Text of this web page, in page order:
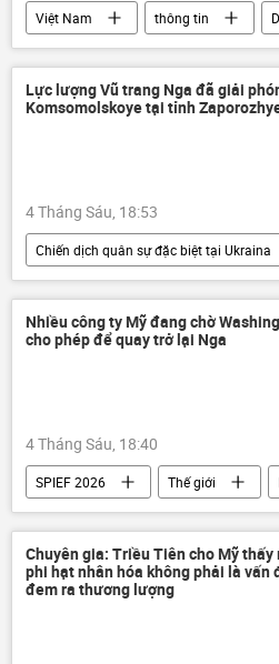
Việt Nam thông tin
Kinh tế
Bắc Triều Tiên
Bình Nhưỡng
du khách
Lực lượng Vũ trang Nga đã giải
Komsomolskoye tại tỉnh
4 Tháng Sáu, 18:53
Chiến dịch quân sự đặc biệt tại Ukraina
Nga
Ukraina
Cuộc khủng hoảng ở Ukraina
Bộ Quốc phòng Nga
lực lượng
Nhiều công ty Mỹ đang chờ
cho phép để quay trở lại Nga
4 Tháng Sáu, 18:40
SPIEF 2026 Thế giới
Kinh doanh
Hoa Kỳ
hợp tác
Chuyên gia: Triều Tiên cho Mỹ thấy
phi hạt nhân hóa không phải là vấn
đem ra thương lượng